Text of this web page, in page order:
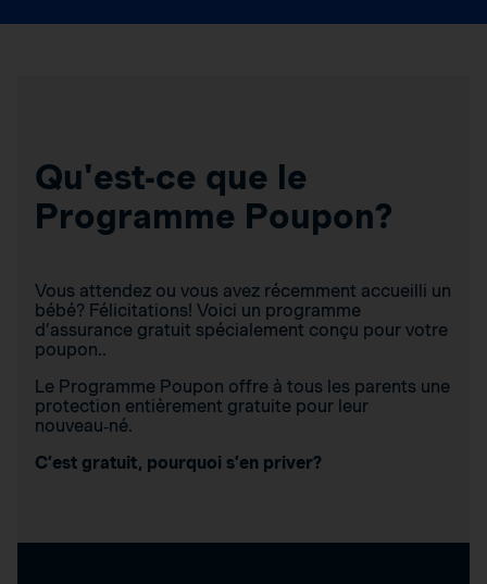
Qu'est-ce que le
Programme Poupon?
Vous attendez ou vous avez récemment accueilli un
bébé? Félicitations! Voici un programme
d’assurance gratuit spécialement conçu pour votre
poupon..
Le Programme Poupon offre à tous les parents une
protection entièrement gratuite pour leur
nouveau‑né.
C’est gratuit, pourquoi s’en priver?